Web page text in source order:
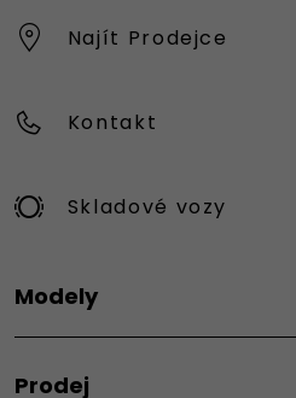
Najít Prodejce
Kontakt
Skladové vozy
Modely
Topolino
Prodej